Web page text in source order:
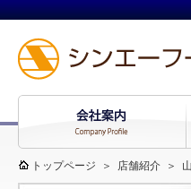
トップページ ＞ 店舗紹介 ＞